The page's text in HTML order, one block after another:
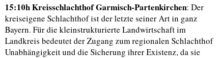
15:10h Kreisschlachthof Garmisch-Partenkirchen: Der
kreiseigene Schlachthof ist der letzte seiner Art in ganz
Bayern. Für die kleinstrukturierte Landwirtschaft im
Landkreis bedeutet der Zugang zum regionalen Schlachthof
Unabhängigkeit und die Sicherung ihrer Existenz, da sie